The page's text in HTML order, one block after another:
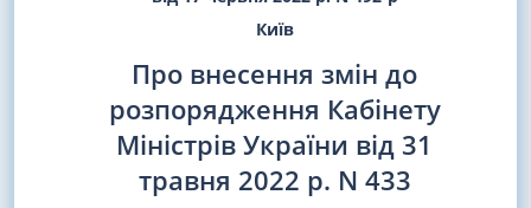
Київ
Про внесення змін до
розпорядження Кабінету
Міністрів України від 31
травня 2022 р. N 433